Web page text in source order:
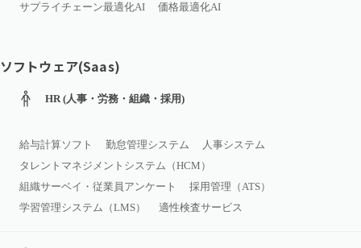
サプライチェーン最適化AI
価格最適化AI
ソフトウェア(Saas)
HR (人事・労務・組織・採用)
給与計算ソフト 勤怠管理システム
人事システム
タレントマネジメントシステム（HCM）
組織サーベイ・従業員アンケート
採用管理（ATS）
学習管理システム（LMS）
適性検査サービス